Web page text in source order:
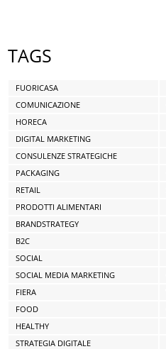
TAGS
FUORICASA
COMUNICAZIONE
HORECA
DIGITAL MARKETING
CONSULENZE STRATEGICHE
PACKAGING
RETAIL
PRODOTTI ALIMENTARI
BRANDSTRATEGY
B2C
SOCIAL
SOCIAL MEDIA MARKETING
FIERA
FOOD
HEALTHY
STRATEGIA DIGITALE